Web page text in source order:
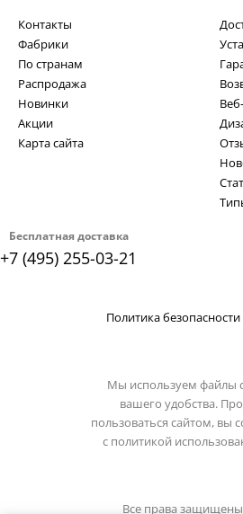
Бесплатная доставка
+7 (495) 255-03-21
Контакты
Фабрики
По странам
Распродажа
Новинки
Акции
Карта сайта
Политика
Мы используем файлы
вашего удобства.
пользоваться сайтом, вы
с политикой
Все права защищены